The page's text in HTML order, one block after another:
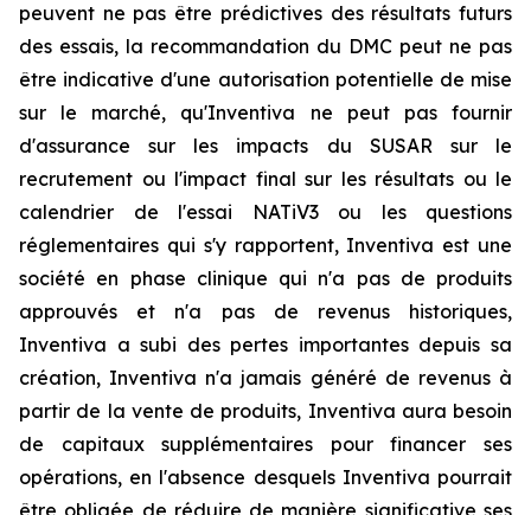
peuvent ne pas être prédictives des résultats futurs
des essais, la recommandation du DMC peut ne pas
être indicative d'une autorisation potentielle de mise
sur le marché, qu'Inventiva ne peut pas fournir
d'assurance sur les impacts du SUSAR sur le
recrutement ou l'impact final sur les résultats ou le
calendrier de l'essai NATiV3 ou les questions
réglementaires qui s'y rapportent, Inventiva est une
société en phase clinique qui n'a pas de produits
approuvés et n'a pas de revenus historiques,
Inventiva a subi des pertes importantes depuis sa
création, Inventiva n'a jamais généré de revenus à
partir de la vente de produits, Inventiva aura besoin
de capitaux supplémentaires pour financer ses
opérations, en l'absence desquels Inventiva pourrait
être obligée de réduire de manière significative ses